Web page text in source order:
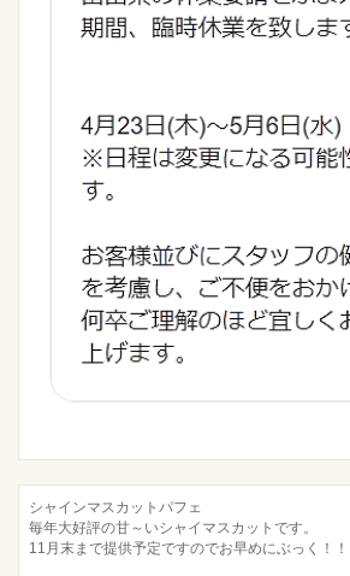
シャインマスカットパフェ
毎年大好評の甘～いシャイマスカットです。
11月末まで提供予定ですのでお早めにぶっく！！